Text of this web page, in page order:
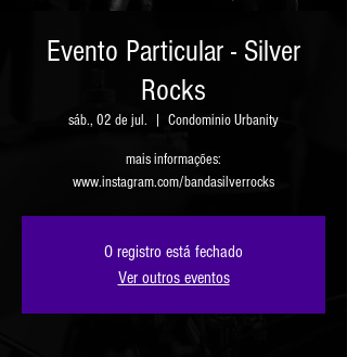
Evento Particular - Silver
Rocks
sáb., 02 de jul. Condominio Urbanity
mais informações:
www.instagram.com/bandasilverrocks
O registro está fechado
Ver outros eventos